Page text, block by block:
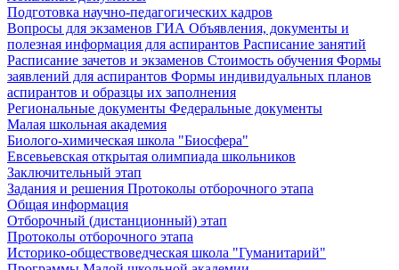
Подготовка научно-педагогических кадров
Вопросы для экзаменов ГИА Объявления, документы и
полезная информация для аспирантов Расписание занятий
Расписание зачетов и экзаменов Стоимость обучения Формы
заявлений для аспирантов Формы индивидуальных планов
аспирантов и образцы их заполнения
Региональные документы Федеральные документы
Малая школьная академия
Биолого-химическая школа "Биосфера"
Евсевьевская открытая олимпиада школьников
Заключительный этап
Задания и решения Протоколы отборочного этапа
Общая информация
Отборочный (дистанционный) этап
Протоколы отборочного этапа
Историко-обществоведческая школа "Гуманитарий"